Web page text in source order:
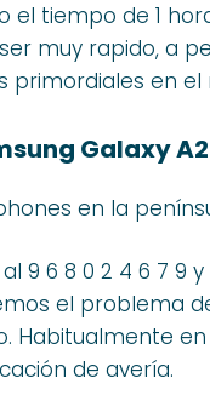
el tiempo de 1
muy rapido, a
primordiales en
Galaxy
en la
9 6 8 0 2 4 6 7 9
el problema
Habitualmente
de avería.